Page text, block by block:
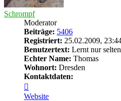
Schrompf
Moderator
Beiträge: 5406
Registriert: 25.02.2009,
Benutzertext: Lernt nur
Echter Name: Thomas
Wohnort: Dresden
Kontaktdaten:
von
Website